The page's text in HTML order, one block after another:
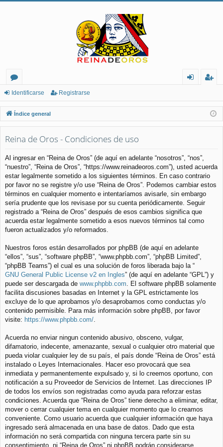
or
os
nt
ifi
rs
e
ist
ra
Identificarse Registrarse
Índice general
Reina de Oros - Condiciones de uso
Al ingresar en “Reina de Oros” (de aquí en adelante “nosotros”, “nos”,
“nuestro”, “Reina de Oros”, “https://www.reinadeoros.com”), usted acuerda
estar legalmente sometido a los siguientes términos. En caso contrario
por favor no se registre y/o use “Reina de Oros”. Podemos cambiar estos
términos en cualquier momento e intentaríamos avisarle, sin embargo
sería prudente que los revisase por su cuenta periódicamente. Seguir
registrado a “Reina de Oros” después de esos cambios significa que
acuerda estar legalmente sometido a esos nuevos términos tal como
fueron actualizados y/o reformados.
Nuestros foros están desarrollados por phpBB (de aquí en adelante
“ellos”, “sus”, “software phpBB”, “www.phpbb.com”, “phpBB Limited”,
“phpBB Teams”) el cual es una solución de foros liberada bajo la “
GNU General Public License v2 en Ingles” (de aquí en adelante “GPL”) y
puede ser descargada de www.phpbb.com . El software phpBB solamente
facilita discusiones basadas en Internet y la GPL estrictamente los
excluye de lo que aprobamos y/o desaprobamos como conductas y/o
contenido permisible. Para más información sobre phpBB, por favor
visite: https://www.phpbb.com/
Acuerda no enviar ningun contenido abusivo, obsceno, vulgar,
difamatorio, indecente, amenazante, sexual o cualquier otro material que
pueda violar cualquier ley de su país, el país donde “Reina de Oros” está
instalado o Leyes Internacionales. Hacer eso provocará que sea
inmediata y permanentemente expulsado y, si lo creemos oportuno, con
notificación a su Proveedor de Servicios de Internet. Las direcciones IP
de todos los envíos son registradas como ayuda para reforzar estas
condiciones. Acuerda que “Reina de Oros” tiene derecho a eliminar, editar,
mover o cerrar cualquier tema en cualquier momento que lo creamos
conveniente. Como usuario acuerda que cualquier información que haya
ingresado será almacenada en una base de datos. Dado que esta
información no será compartida con ninguna tercera parte sin su
consentimiento, ni “Reina de Oros” ni phpBB podrán considerarse